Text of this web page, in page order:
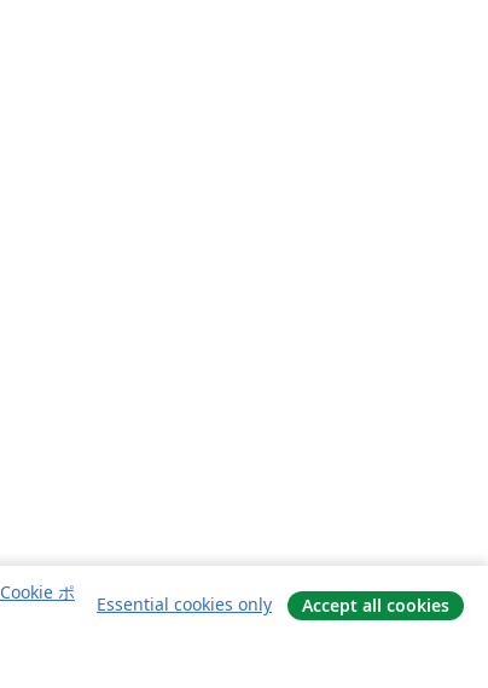
Cookie ポ
Essential cookies only Accept all cookies